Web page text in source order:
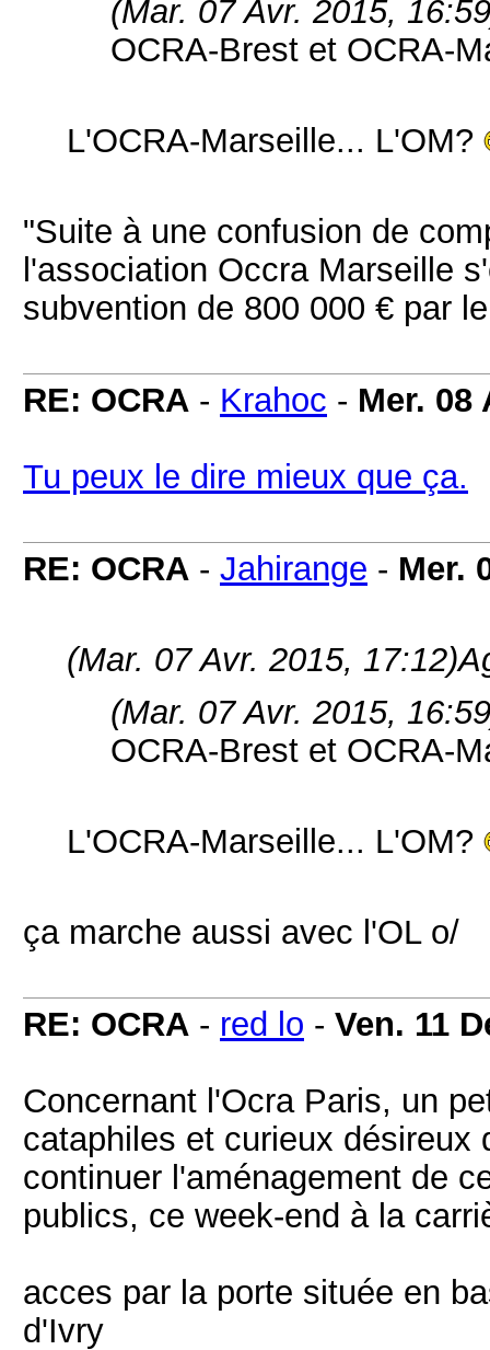
(Mar. 07 Avr. 2015,
OCRA-Brest et OCRA-
L'OCRA-Marseille... L'OM?
"Suite à une confusion de
l'association Occra Marseille
subvention de 800 000 € par
RE: OCRA - Krahoc - Mer. 08
Tu peux le dire mieux que ça.
RE: OCRA - Jahirange - Mer.
(Mar. 07 Avr. 2015, 17:12)
(Mar. 07 Avr. 2015,
OCRA-Brest et OCRA-
L'OCRA-Marseille... L'OM?
ça marche aussi avec l'OL o/
RE: OCRA - red lo - Ven. 11
Concernant l'Ocra Paris, un
cataphiles et curieux désireux
continuer l'aménagement de
publics, ce week-end à la
acces par la porte située en
d'Ivry